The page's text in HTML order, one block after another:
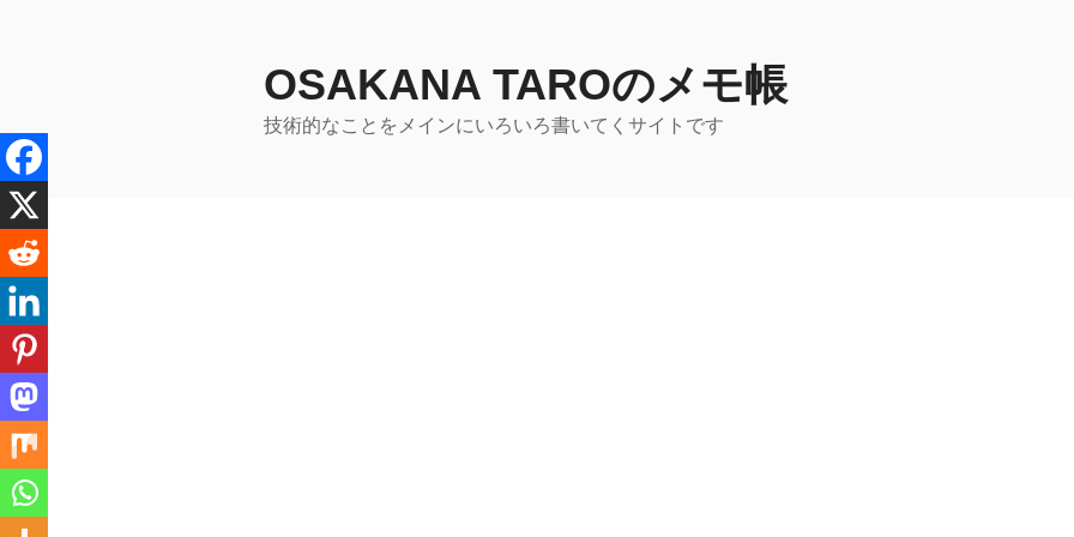
へ
ス
キ
プ
OSAKANA TAROのメモ帳
技術的なことをメインにいろいろ書いてくサイトです